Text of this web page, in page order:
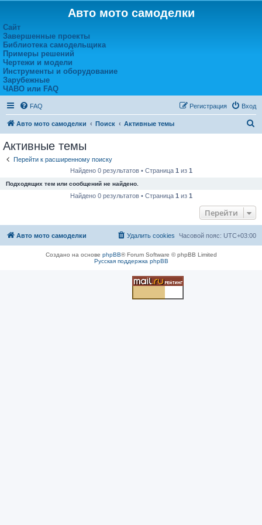
Авто мото самоделки
Сайт
Завершенные проекты
Библиотека самодельщика
Примеры решений
Чертежи и модели
Инструменты и оборудование
Зарубежные
ЧАВО или FAQ
FAQ Вход
Регистрация
Авто мото самоделки Поиск Активные темы
Активные темы
Перейти к расширенному поиску
Найдено 0 результатов • Страница 1 из 1
Подходящих тем или сообщений не найдено.
Найдено 0 результатов • Страница 1 из 1
Перейти
Авто мото самоделки Часовой пояс: UTC+03:00
Удалить cookies
Создано на основе phpBB® Forum Software © phpBB Limited
Русская поддержка phpBB